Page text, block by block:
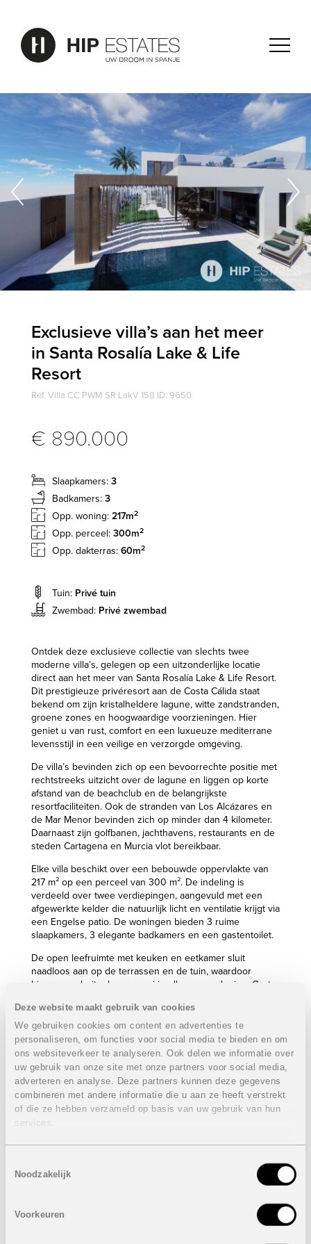
Deze website maakt gebruik van cookies
We gebruiken cookies om content en advertenties te
personaliseren, om functies voor social media te bieden en om
ons websiteverkeer te analyseren. Ook delen we informatie over
uw gebruik van onze site met onze partners voor social media,
adverteren en analyse. Deze partners kunnen deze gegevens
combineren met andere informatie die u aan ze heeft verstrekt
of die ze hebben verzameld op basis van uw gebruik van hun
services.
Noodzakelijk
Voorkeuren
Exclusieve villa’s aan het meer
in Santa Rosalía Lake & Life
Resort
Ref. Villa CC PWM SR LakV 158 ID: 9650
€ 890.000
Slaapkamers: 3
Badkamers: 3
Opp. woning: 217m2
Opp. perceel: 300m2
Opp. dakterras: 60m2
Tuin: Privé tuin
Zwembad: Privé zwembad
Ontdek deze exclusieve collectie van slechts twee
moderne villa’s, gelegen op een uitzonderlijke locatie
direct aan het meer van Santa Rosalía Lake & Life Resort.
Dit prestigieuze privéresort aan de Costa Cálida staat
bekend om zijn kristalheldere lagune, witte zandstranden,
groene zones en hoogwaardige voorzieningen. Hier
geniet u van rust, comfort en een luxueuze mediterrane
levensstijl in een veilige en verzorgde omgeving.
De villa’s bevinden zich op een bevoorrechte positie met
rechtstreeks uitzicht over de lagune en liggen op korte
afstand van de beachclub en de belangrijkste
resortfaciliteiten. Ook de stranden van Los Alcázares en
de Mar Menor bevinden zich op minder dan 4 kilometer.
Daarnaast zijn golfbanen, jachthavens, restaurants en de
steden Cartagena en Murcia vlot bereikbaar.
Elke villa beschikt over een bebouwde oppervlakte van
217 m² op een perceel van 300 m². De indeling is
verdeeld over twee verdiepingen, aangevuld met een
afgewerkte kelder die natuurlijk licht en ventilatie krijgt via
een Engelse patio. De woningen bieden 3 ruime
slaapkamers, 3 elegante badkamers en een gastentoilet.
De open leefruimte met keuken en eetkamer sluit
naadloos aan op de terrassen en de tuin, waardoor
binnen- en buitenleven mooi in elkaar overvloeien. Grote
aangenaam ruimtelijk gevoel. Bovendien kunnen
toekomstige eigenaars zowel de binnen- als
buitenafwerking personaliseren volgens hun eigen stijl
en voorkeuren.
Buiten geniet u van een privézwembad met waterval en
ruime terrassen. Het royale dakterras met zomerkeuken
biedt een prachtig panoramisch uitzicht op het meer en
vormt een ideale omgeving om te ontspannen, te dineren
of gasten te ontvangen.
Santa Rosalía Lake & Life Resort is een afgesloten resort
met 24-uursbeveiliging, meer dan 126.000 m² groene
zones en een indrukwekkende lagune van 17.000 m².
Bewoners genieten van wandel- en fietspaden, padel- en
tennisbanen, minigolf, sportfaciliteiten, strandbars, een
clubhuis, hondenparken en aangelegde tuinen.